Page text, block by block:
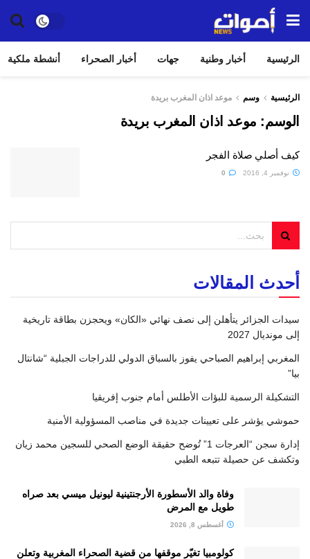
الرئيسية أخبار وطنية جهات أخبار الصحراء أنشطة ملكية
الرئيسية وسم موعد اذان المغرب بريدة
الوسم: موعد اذان المغرب بريدة
كيف أصلي صلاة الفجر
نوفمبر 4, 2016
أحدث المقالات
سيدات الجزائر يتأهلن إلى نصف نهائي «الكان» ويحجزن بطاقة تاريخية
إلى مونديال 2027
المغربي إبراهيم الصباحي يفوز بالسباق الدولي للدراجات الجبلية “شانتال
بيا”
التشكيلة الرسمية للبؤات الأطلس أمام جنوب إفريقيا
حموشي يؤشر على تعيينات جديدة في مناصب المسؤولية الأمنية
إدارة سجن “العرجات 1” تُوضح حقيقة الوضع الصحي للسجين محمد زيان
وتكشف عن حصيلة تتبعه الطبي
وفاة والد الأسطورة الأرجنتينية ليونيل ميسي بعد صراه
طويل مع المرض
أغسطس 8, 2026
كولومبيا تغيّر موقفها من قضية الصحراء المغربية وتعلن